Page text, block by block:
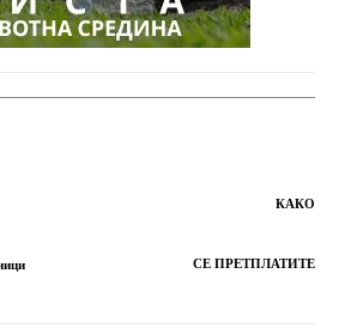
КАКО
СЕ ПРЕТПЛАТИТЕ